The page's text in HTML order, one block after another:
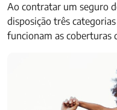
Ao contratar um seguro
disposição três
funcionam as coberturas